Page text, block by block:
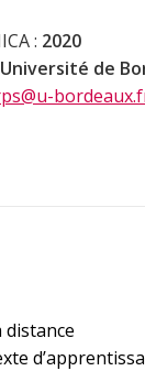
: 2020
Université de